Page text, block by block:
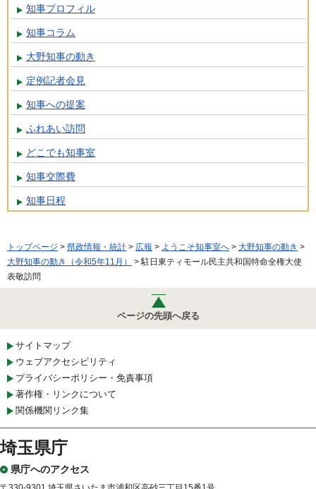
知事プロフィル
知事コラム
大野知事の動き
定例記者会見
知事への提案
ふれあい訪問
どこでも知事室
知事交際費
知事日程
トップページ > 県政情報・統計 > 広報 > ようこそ知事室へ > 大野知事の動き >
大野知事の動き（令和5年11月）
> 駐日東ティモール民主共和国特命全権大使
表敬訪問
ページの先頭へ戻る
サイトマップ
ウェブアクセシビリティ
プライバシーポリシー・免責事項
著作権・リンクについて
関係機関リンク集
埼玉県庁
県庁へのアクセス